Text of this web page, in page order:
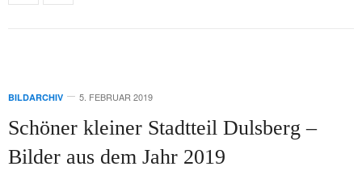
BILDARCHIV 5. FEBRUAR 2019
Schöner kleiner Stadtteil Dulsberg –
Bilder aus dem Jahr 2019